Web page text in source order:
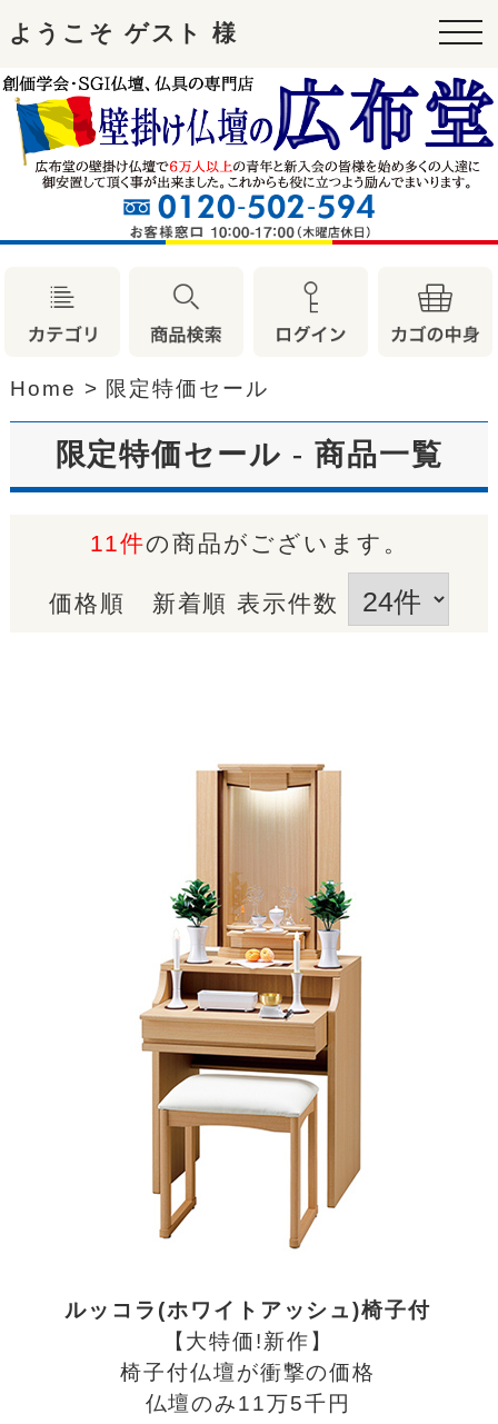
ようこそ ゲスト 様
Home > 限定特価セール
限定特価セール - 商品一覧
11件の商品がございます。
価格順 新着順 表示件数
ルッコラ(ホワイトアッシュ)椅子付
【大特価!新作】
椅子付仏壇が衝撃の価格
仏壇のみ11万5千円